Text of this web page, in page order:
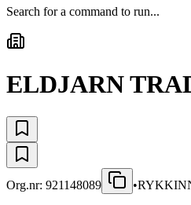
Search for a command to run...
ELDJARN
Org.nr: 921148089 •